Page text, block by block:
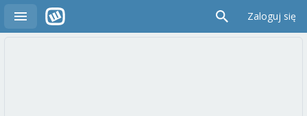
Zaloguj się